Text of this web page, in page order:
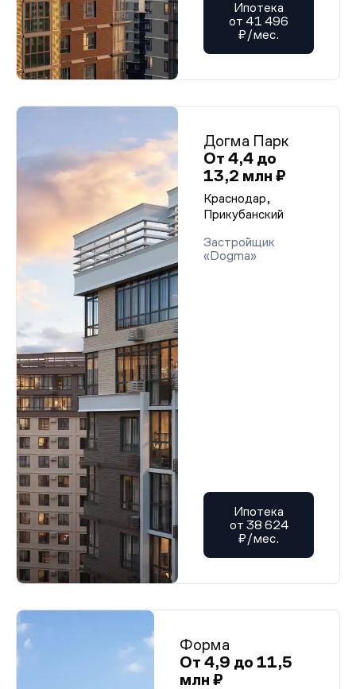
Ипотека
от 41 496
₽/мес.
Догма Парк
От 4,4 до
13,2 млн ₽
Краснодар,
Прикубанский
Застройщик
«Dogma»
Ипотека
от 38 624
₽/мес.
Форма
От 4,9 до 11,5
млн ₽